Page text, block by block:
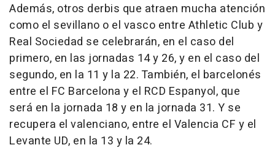
Además, otros derbis que atraen mucha atención
como el sevillano o el vasco entre Athletic Club y
Real Sociedad se celebrarán, en el caso del
primero, en las jornadas 14 y 26, y en el caso del
segundo, en la 11 y la 22. También, el barcelonés
entre el FC Barcelona y el RCD Espanyol, que
será en la jornada 18 y en la jornada 31. Y se
recupera el valenciano, entre el Valencia CF y el
Levante UD, en la 13 y la 24.